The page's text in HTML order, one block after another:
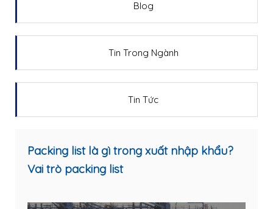
Blog
Tin Trong Ngành
Tin Tức
Packing list là gì trong xuất nhập khẩu?
Vai trò packing list